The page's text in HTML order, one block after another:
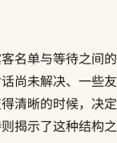
名单与等待之间
尚未解决、一些
清晰的时候，决
揭示了这种结构之